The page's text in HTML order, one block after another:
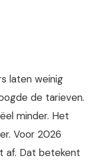
laten weinig
de tarieven.
minder. Het
Voor 2026
af. Dat betekent